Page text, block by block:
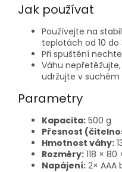
Jak používat
Používejte na
teplotách od 10 do
Při spuštění
Váhu
udržujte v
Parametry
Kapacita: 500 g
Přesnost
Hmotnost váhy:
Rozměry: 118 ×
Napájení: 2× AAA